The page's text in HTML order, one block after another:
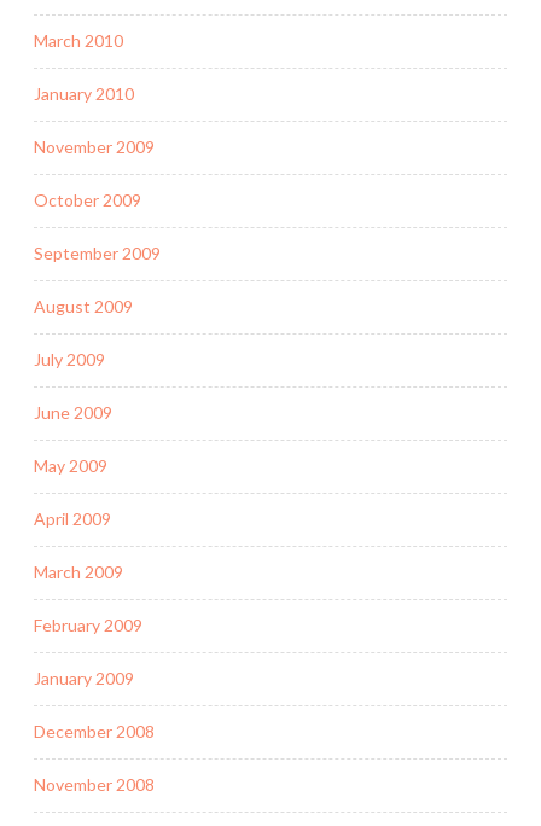
March 2010
January 2010
November 2009
October 2009
September 2009
August 2009
July 2009
June 2009
May 2009
April 2009
March 2009
February 2009
January 2009
December 2008
November 2008